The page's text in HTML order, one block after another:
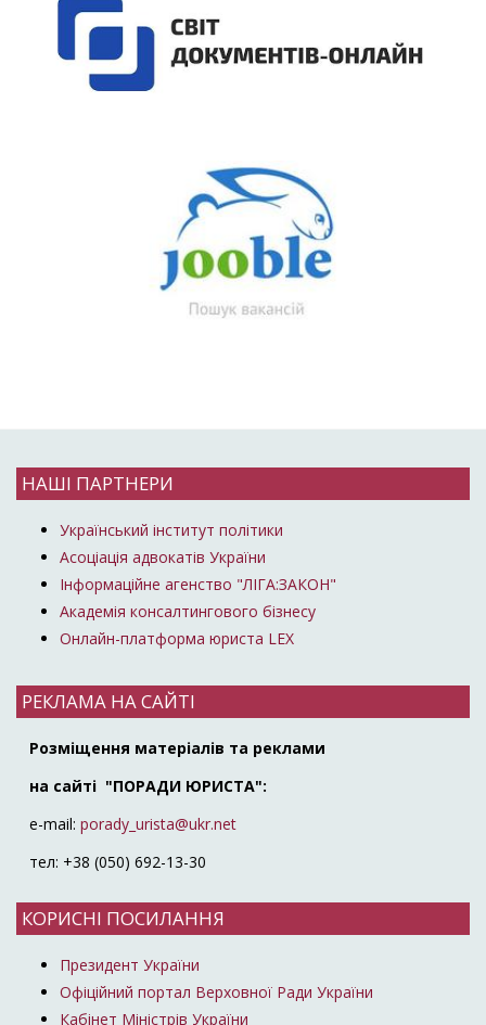
НАШІ ПАРТНЕРИ
Український інститут політики
Асоціація адвокатів України
Інформаційне агенство "ЛІГА:ЗАКОН"
Академія консалтингового бізнесу
Онлайн-платформа юриста LEX
РЕКЛАМА НА САЙТІ
Розміщення матеріалів та реклами
на сайті "ПОРАДИ ЮРИСТА":
e-mail: porady_urista@ukr.net
тел: +38 (050) 692-13-30
КОРИСНІ ПОСИЛАННЯ
Президент України
Офіційний портал Верховної Ради України
Кабінет Міністрів України